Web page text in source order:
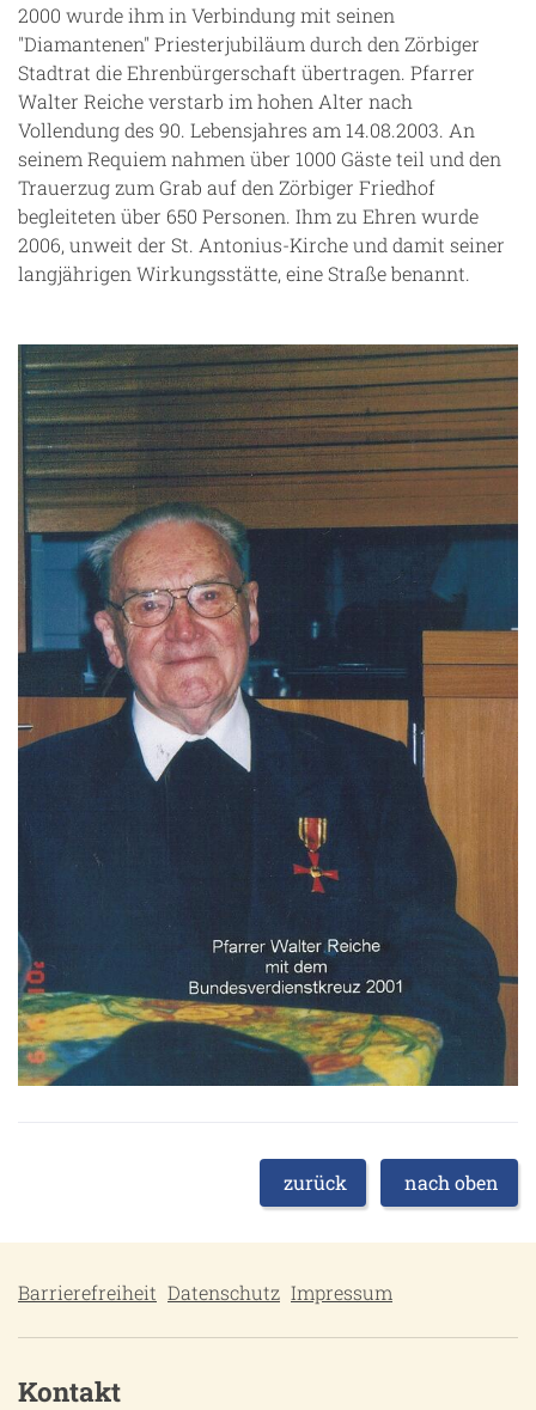
2000 wurde ihm in Verbindung mit seinen
"Diamantenen" Priesterjubiläum durch den Zörbiger
Stadtrat die Ehrenbürgerschaft übertragen. Pfarrer
Walter Reiche verstarb im hohen Alter nach
Vollendung des 90. Lebensjahres am 14.08.2003. An
seinem Requiem nahmen über 1000 Gäste teil und den
Trauerzug zum Grab auf den Zörbiger Friedhof
begleiteten über 650 Personen. Ihm zu Ehren wurde
2006, unweit der St. Antonius-Kirche und damit seiner
langjährigen Wirkungsstätte, eine Straße benannt.
zurück nach oben
Barrierefreiheit Datenschutz Impressum
Kontakt